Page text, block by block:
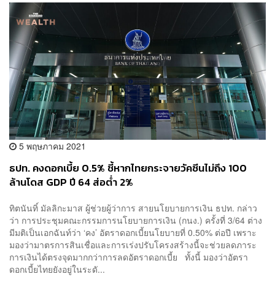
5 พฤษภาคม 2021
ธปท. คงดอกเบี้ย 0.5% ชี้หากไทยกระจายวัคซีนไม่ถึง 100
ล้านโดส GDP ปี 64 ส่อต่ำ 2%
ทิตนันทิ์ มัลลิกะมาส ผู้ช่วยผู้ว่าการ สายนโยบายการเงิน ธปท. กล่าว
ว่า การประชุมคณะกรรมการนโยบายการเงิน (กนง.) ครั้งที่ 3/64 ต่าง
มีมติเป็นเอกฉันท์ว่า ‘คง’ อัตราดอกเบี้ยนโยบายที่ 0.50% ต่อปี เพราะ
มองว่ามาตรการสินเชื่อและการเร่งปรับโครงสร้างนี้จะช่วยลดภาระ
การเงินได้ตรงจุดมากกว่าการลดอัตราดอกเบี้ย ทั้งนี้ มองว่าอัตรา
ดอกเบี้ยไทยยังอยู่ในระดั...